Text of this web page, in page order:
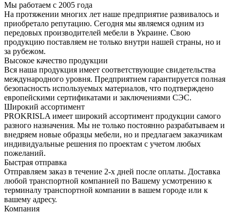
Мы работаем с 2005 года
На протяжении многих лет наше предприятие развивалось и
приобретало репутацию. Сегодня мы являемся одним из
передовых производителей мебели в Украине. Свою
продукцию поставляем не только внутри нашей страны, но и
за рубежом.
Высокое качество продукции
Вся наша продукция имеет соответствующие свидетельства
международного уровня. Предприятием гарантируется полная
безопасность используемых материалов, что подтверждено
европейскими сертификатами и заключениями СЭС.
Широкий ассортимент
PROKRISLA имеет широкий ассортимент продукции самого
разного назначения. Мы не только постоянно разрабатываем и
внедряем новые образцы мебели, но и предлагаем заказчикам
индивидуальные решения по проектам с учетом любых
пожеланий.
Быстрая отправка
Отправляем заказ в течение 2-х дней после оплаты. Доставка
любой транспортной компанией по Вашему усмотрению к
терминалу транспортной компании в вашем городе или к
вашему адресу.
Компания